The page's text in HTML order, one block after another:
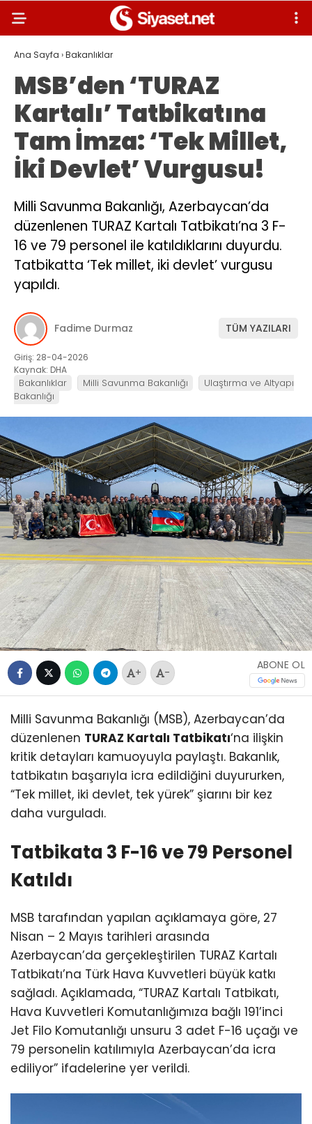
Ana Sayfa ›Bakanlıklar
MSB’den ‘TURAZ
Kartalı’ Tatbikatına
Tam İmza: ‘Tek Millet,
İki Devlet’ Vurgusu!
Milli Savunma Bakanlığı, Azerbaycan’da
düzenlenen TURAZ Kartalı Tatbikatı’na 3 F-
16 ve 79 personel ile katıldıklarını duyurdu.
Tatbikatta ‘Tek millet, iki devlet’ vurgusu
yapıldı.
Fadime Durmaz TÜM YAZILARI
Giriş: 28-04-2026
Kaynak: DHA
Bakanlıklar Milli Savunma Bakanlığı
Ulaştırma ve Altyapı
Bakanlığı
+ -
ABONE OL
Milli Savunma Bakanlığı (MSB), Azerbaycan’da
düzenlenen TURAZ Kartalı Tatbikatı‘na ilişkin
kritik detayları kamuoyuyla paylaştı. Bakanlık,
tatbikatın başarıyla icra edildiğini duyururken,
“Tek millet, iki devlet, tek yürek” şiarını bir kez
daha vurguladı.
Tatbikata 3 F-16 ve 79 Personel
Katıldı
MSB tarafından yapılan açıklamaya göre, 27
Nisan – 2 Mayıs tarihleri arasında
Azerbaycan’da gerçekleştirilen TURAZ Kartalı
Tatbikatı’na Türk Hava Kuvvetleri büyük katkı
sağladı. Açıklamada, “TURAZ Kartalı Tatbikatı,
Hava Kuvvetleri Komutanlığımıza bağlı 191’inci
Jet Filo Komutanlığı unsuru 3 adet F-16 uçağı ve
79 personelin katılımıyla Azerbaycan’da icra
ediliyor” ifadelerine yer verildi.